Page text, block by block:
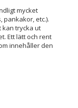
mycket
etc.).
kan trycka ut
Ett lätt och rent
innehåller den